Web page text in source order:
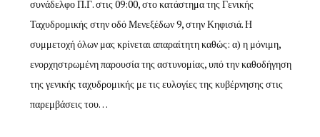
συνάδελφο Π.Γ. στις 09:00, στο κατάστημα της Γενικής
Ταχυδρομικής στην οδό Μενεξέδων 9, στην Κηφισιά. Η
συμμετοχή όλων μας κρίνεται απαραίτητη καθώς: α) η μόνιμη,
ενορχηστρωμένη παρουσία της αστυνομίας, υπό την καθοδήγηση
της γενικής ταχυδρομικής με τις ευλογίες της κυβέρνησης στις
παρεμβάσεις του…